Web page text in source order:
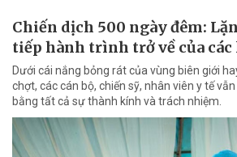
Chiến dịch 500 ngày đêm:
tiếp hành trình trở về của
Dưới cái nắng bỏng rát của vùng biên giới
chợt, các cán bộ, chiến sỹ, nhân viên y tế
bằng tất cả sự thành kính và trách nhiệm.